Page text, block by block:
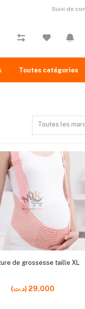
Suivi de
Toutes catégories
Toutes les
Ajouter au panier
de grossesse taille XL
(د.ت) 29,000